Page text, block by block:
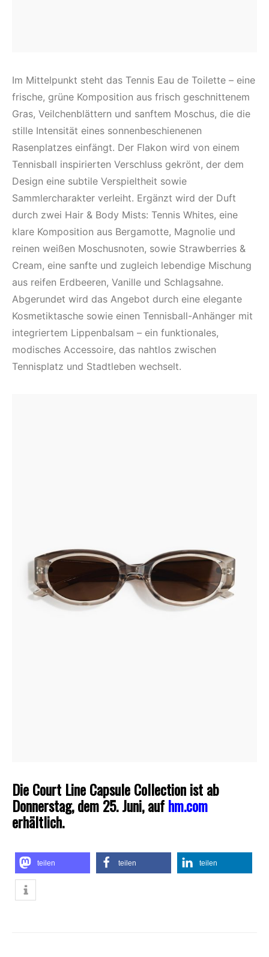
Im Mittelpunkt steht das Tennis Eau de Toilette – eine
frische, grüne Komposition aus frisch geschnittenem
Gras, Veilchenblättern und sanftem Moschus, die die
stille Intensität eines sonnenbeschienenen
Rasenplatzes einfängt. Der Flakon wird von einem
Tennisball inspirierten Verschluss gekrönt, der dem
Design eine subtile Verspieltheit sowie
Sammlercharakter verleiht. Ergänzt wird der Duft
durch zwei Hair & Body Mists: Tennis Whites, eine
klare Komposition aus Bergamotte, Magnolie und
reinen weißen Moschusnoten, sowie Strawberries &
Cream, eine sanfte und zugleich lebendige Mischung
aus reifen Erdbeeren, Vanille und Schlagsahne.
Abgerundet wird das Angebot durch eine elegante
Kosmetiktasche sowie einen Tennisball-Anhänger mit
integriertem Lippenbalsam – ein funktionales,
modisches Accessoire, das nahtlos zwischen
Tennisplatz und Stadtleben wechselt.
Die Court Line Capsule Collection ist ab
Donnerstag, dem 25. Juni, aufhm.com
erhältlich.
teilen teilen teilen